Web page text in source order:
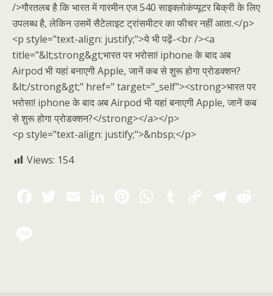
/>गौरतलब है कि भारत में गारमीन एज 540 साइक्लोकंप्यूटर बिक्री के लिए
उपलब्ध है, लेकिन उसमें सैटेलाइट ट्रांसमीटर का फीचर नहीं आता.</p>
<p style="text-align: justify;">ये भी पढ़ें-<br /><a
title="&lt;strong&gt;भारत पर भरोसा! iphone के बाद अब
Airpod भी यहां बनाएगी Apple, जानें कब से शुरू होगा प्रोडक्शन?
&lt;/strong&gt;" href=" target="_self"><strong>भारत पर
भरोसा! iphone के बाद अब Airpod भी यहां बनाएगी Apple, जानें कब
से शुरू होगा प्रोडक्शन?</strong></a></p>
<p style="text-align: justify;">&nbsp;</p>
Views: 154